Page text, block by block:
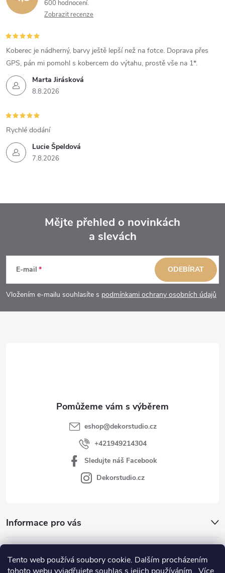
Tento web používá soubory cookie. Dalším procházením
600 hodnocení
Zobrazit recenze
Marta Jirásková
8.8.2026
Koberec je nádherný, barvy ještě lepší než na fotce. Doprava přes
GPS, pán mi pomohl s kobercem do výtahu, prostě vše na 1*.
Lucie Špeldová
7.8.2026
Rychlé dodání
p
a
Mějte přehled o novinkách
a slevách
E-mail
Vložením e-mailu souhlasíte s podmínkami ochrany osobních údajů
ODEBÍRAT
Informace pro vás
eshop@dekorstudio.cz
+421949214304
Sledujte náš Facebook
Dekorstudio.cz